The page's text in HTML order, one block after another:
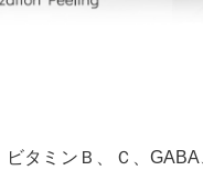
タミンＢ、Ｃ、